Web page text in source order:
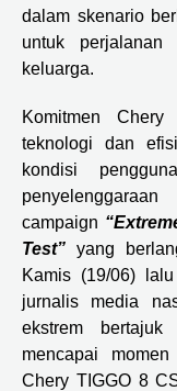
dalam skenario
untuk perjalanan
keluarga.
Komitmen
teknologi dan
kondisi
campaign
Test” yang
Kamis (19/06)
jurnalis media
ekstrem
mencapai
Chery TIGGO 8